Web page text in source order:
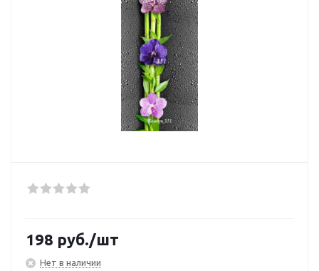
198 руб./шт
Нет в наличии